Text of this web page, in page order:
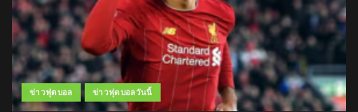
ข่าวฟุตบอล ข่าวฟุตบอลวันนี้